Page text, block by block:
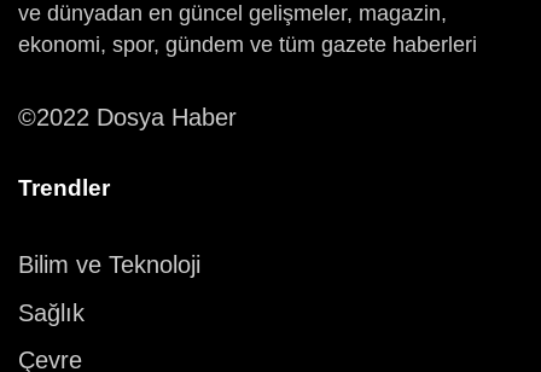
ve dünyadan en güncel gelişmeler, magazin,
ekonomi, spor, gündem ve tüm gazete haberleri
©2022 Dosya Haber
Trendler
Bilim ve Teknoloji
Sağlık
Çevre